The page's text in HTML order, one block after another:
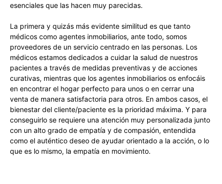
esenciales que las hacen muy parecidas.
La primera y quizás más evidente similitud es que tanto
médicos como agentes inmobiliarios, ante todo, somos
proveedores de un servicio centrado en las personas. Los
médicos estamos dedicados a cuidar la salud de nuestros
pacientes a través de medidas preventivas y de acciones
curativas, mientras que los agentes inmobiliarios os enfocáis
en encontrar el hogar perfecto para unos o en cerrar una
venta de manera satisfactoria para otros. En ambos casos, el
bienestar del cliente/paciente es la prioridad máxima. Y para
conseguirlo se requiere una atención muy personalizada junto
con un alto grado de empatía y de compasión, entendida
como el auténtico deseo de ayudar orientado a la acción, o lo
que es lo mismo, la empatía en movimiento.